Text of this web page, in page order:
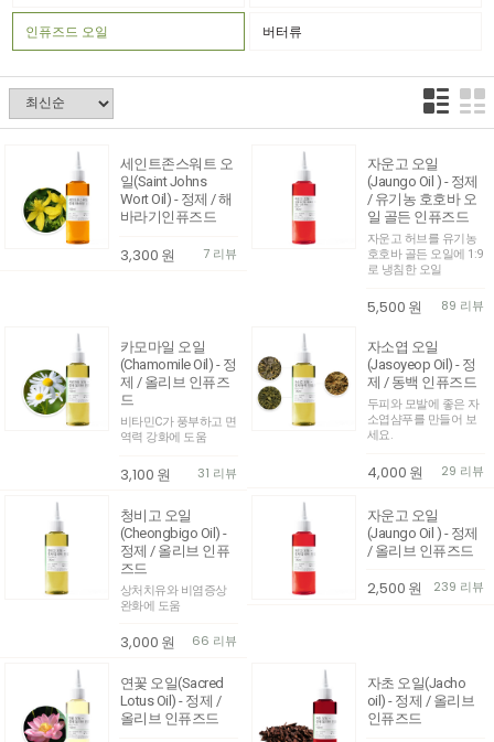
인퓨즈드 오일 버터류
세인트존스워트 오
일(Saint Johns
Wort Oil) - 정제 / 해
바라기인퓨즈드
3,300 원 7 리뷰
자운고 오일
(Jaungo Oil ) - 정제
/ 유기농 호호바 오
일 골든 인퓨즈드
자운고 허브를 유기농
호호바 골든 오일에 1:9
로 냉침한 오일
5,500 원 89 리뷰
카모마일 오일
(Chamomile Oil) - 정
제 / 올리브 인퓨즈
드
비타민C가 풍부하고 면
역력 강화에 도움
3,100 원 31 리뷰
자소엽 오일
(Jasoyeop Oil) - 정
제 / 동백 인퓨즈드
두피와 모발에 좋은 자
소엽샴푸를 만들어 보
세요.
4,000 원 29 리뷰
청비고 오일
(Cheongbigo Oil) -
정제 / 올리브 인퓨
즈드
상처치유와 비염증상
완화에 도움
3,000 원 66 리뷰
자운고 오일
(Jaungo Oil ) - 정제
/ 올리브 인퓨즈드
2,500 원 239 리뷰
연꽃 오일(Sacred
Lotus Oil) - 정제 /
올리브 인퓨즈드
자초 오일(Jacho
oil) - 정제 / 올리브
인퓨즈드